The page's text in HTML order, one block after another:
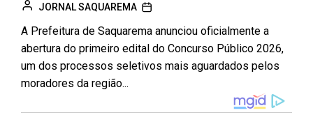
JORNAL SAQUAREMA
A Prefeitura de Saquarema anunciou oficialmente a
abertura do primeiro edital do Concurso Público 2026,
um dos processos seletivos mais aguardados pelos
moradores da região...